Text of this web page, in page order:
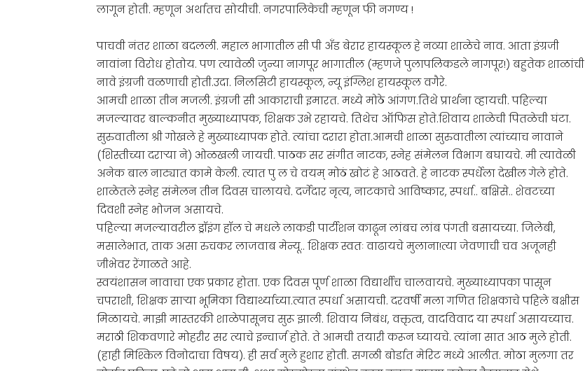
लागून होती. म्हणून अर्थातच सोयीची. नगरपालिकेची म्हणून फी नगण्य !
पाचवी नंतर शाळा बदलली. महाल भागातील सी पी अँड बेरार हायस्कूल हे नव्या शाळेचे नाव. आता इंग्रजी
नावांना विरोध होतोय. पण त्यावेळी जुन्या नागपूर भागातील (म्हणजे पुलापलिकडले नागपूर!) बहुतेक शाळांची
नावे इंग्रजी वळणाची होती.उदा. निलसिटी हायस्कूल, न्यू इंग्लिश हायस्कूल वगैरे.
आमची शाळा तीन मजली. इंग्रजी सी आकाराची इमारत. मध्ये मोठे आंगण.तिथे प्रार्थना व्हायची. पहिल्या
मजल्यावर बाल्कनीत मुख्याध्यापक, शिक्षक उभे रहायचे. तिथेच ऑफिस होते.शिवाय शाळेची पितळेची घंटा.
सुरुवातीला श्री गोखले हे मुख्याध्यापक होते. त्यांचा दरारा होता.आमची शाळा सुरुवातीला त्यांच्याच नावाने
(शिस्तीच्या दराऱ्या ने) ओळखली जायची. पाठक सर संगीत नाटक, स्नेह संमेलन विभाग बघायचे. मी त्यावेळी
अनेक बाल नाट्यात कामे केली. त्यात पु ल चे वयम् मोठं खोटं हे आठवते. हे नाटक स्पर्धेला देखील गेले होते.
शाळेतले स्नेह संमेलन तीन दिवस चालायचे. दर्जेदार नृत्य, नाटकाचे आविष्कार, स्पर्धा.. बक्षिसे.. शेवटच्या
दिवशी स्नेह भोजन असायचे.
पहिल्या मजल्यावरील ड्रॉइंग हॉल चे मधले लाकडी पार्टीशन काढून लांबच लांब पंगती बसायच्या. जिलेबी,
मसालेभात, ताक असा रुचकर लाजवाब मेन्यू.. शिक्षक स्वतः वाढायचे मुलाना!त्या जेवणाची चव अजूनही
जीभेवर रेंगाळते आहे.
स्वयंशासन नावाचा एक प्रकार होता. एक दिवस पूर्ण शाळा विद्यार्थीच चालवायचे. मुख्याध्यापका पासून
चपराशी, शिक्षक साऱ्या भूमिका विद्यार्थ्याच्या.त्यात स्पर्धा असायची. दरवर्षी मला गणित शिक्षकाचे पहिले बक्षीस
मिळायचे. माझी मास्तरकी शाळेपासूनच सुरू झाली. शिवाय निबंध, वक्तृत्व, वादविवाद या स्पर्धा असायच्याच.
मराठी शिकवणारे मोहरीर सर त्याचे इन्चार्ज होते. ते आमची तयारी करून घ्यायचे. त्यांना सात आठ मुले होती.
(हाही मिश्किल विनोदाचा विषय). ही सर्व मुले हुशार होती. सगळी बोर्डात मेरिट मध्ये आलीत. मोठा मुलगा तर